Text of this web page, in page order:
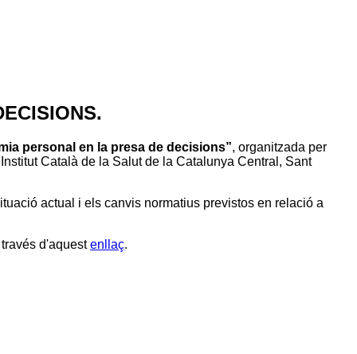
personal en la presa de decisions”, organitzada per
Català de la Salut de la Catalunya Central, Sant
actual i els canvis normatius previstos en relació a
d'aquestenllaç.